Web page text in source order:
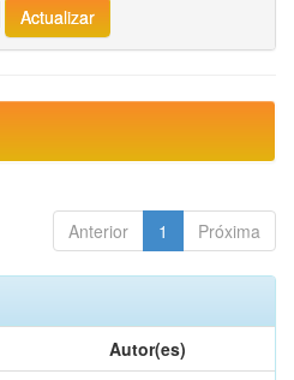
Anterior 1 Próxima
Autor(es)